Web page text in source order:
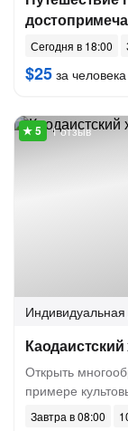
Сегодня в 18:00
$25 за человека
1 отзыв
Индивидуальная
Открыть
примере
Завтра в 08:00